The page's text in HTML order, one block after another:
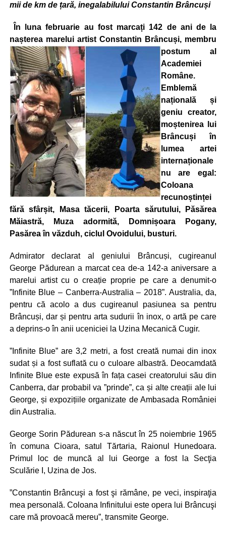
mii de km de țară, inegalabilului Constantin Brâncuși
În luna februarie au fost marcați 142 de ani de la
nașterea marelui artist Constantin Brâncuși, membru
postum al
Academiei
Române.
Emblemă
națională și
geniu creator,
moștenirea lui
Brâncuși în
lumea artei
internaționale
nu are egal:
Coloana
recunoștinței
fără sfârșit, Masa tăcerii, Poarta sărutului, Păsărea
Măiastră, Muza adormită, Domnișoara Pogany,
Pasărea în văzduh, ciclul Ovoidului, busturi.
Admirator declarat al geniului Brâncuși, cugireanul
George Pădurean a marcat cea de-a 142-a aniversare a
marelui artist cu o creație proprie pe care a denumit-o
”Infinite Blue – Canberra-Australia – 2018”. Australia, da,
pentru că acolo a dus cugireanul pasiunea sa pentru
Brâncuși, dar și pentru arta sudurii în inox, o artă pe care
a deprins-o în anii uceniciei la Uzina Mecanică Cugir.
”Infinite Blue” are 3,2 metri, a fost creată numai din inox
sudat și a fost suflată cu o culoare albastră. Deocamdată
Infinite Blue este expusă în fața casei creatorului său din
Canberra, dar probabil va ”prinde”, ca și alte creații ale lui
George, și expozițiile organizate de Ambasada României
din Australia.
George Sorin Pădurean s-a născut în 25 noiembrie 1965
în comuna Cioara, satul Tărtaria, Raionul Hunedoara.
Primul loc de muncă al lui George a fost la Secţia
Sculărie I, Uzina de Jos.
”Constantin Brâncuşi a fost şi rămâne, pe veci, inspiraţia
mea personală. Coloana Infinitului este opera lui Brâncuşi
care mă provoacă mereu”, transmite George.